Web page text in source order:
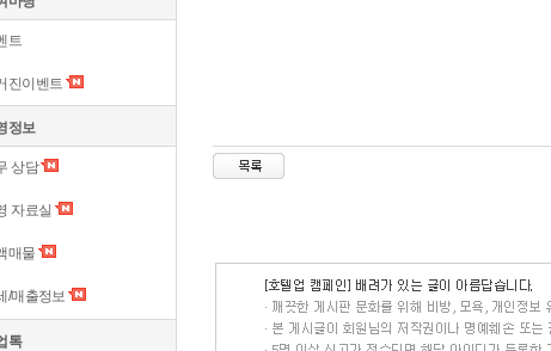
트
진이벤트
정보
상담
자료실
매물
/매출정보
톡